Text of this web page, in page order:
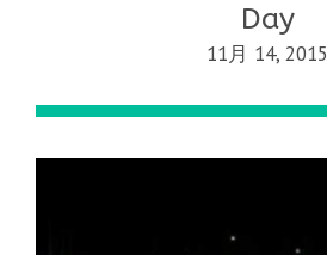
Day
11月 14, 2015